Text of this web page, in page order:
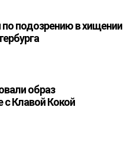
подозрению в хищении
образ
с Клавой Кокой